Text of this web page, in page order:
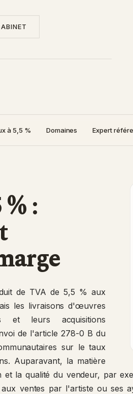
à 5,5 % Domaines Expert
:
de TVA de 5,5 % aux
les livraisons d'œuvres
et leurs acquisitions
de l'article 278-0 B du
sur le taux
Auparavant, la matière
la qualité du vendeur, par
ventes par l'artiste ou ses